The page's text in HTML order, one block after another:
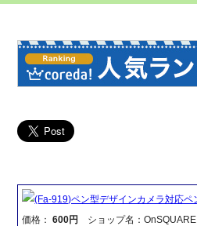
(Fa-919)ペン型デザインカメラ対応ペ
価格：600円 ショップ名：OnSQUARE